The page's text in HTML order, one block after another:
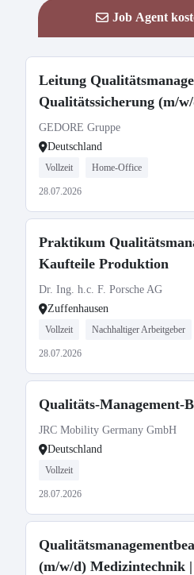
Job Agent
Leitung
Qualitätssicherung (m/
GEDORE Gruppe
Deutschland
Vollzeit Home-Office
28.07.2026
Praktikum
Kaufteile Produktion
Dr. Ing. h.c. F. Porsche AG
Zuffenhausen
Vollzeit Nachhaltiger Arbeitgeber
28.07.2026
Qualitäts-Management-
JRC Mobility Germany GmbH
Deutschland
Vollzeit
28.07.2026
(m/w/d) Medizintechnik |